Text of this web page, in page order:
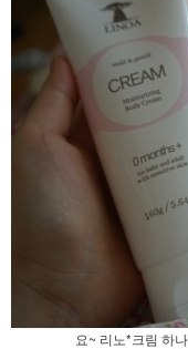
요~ 리노*크림 하